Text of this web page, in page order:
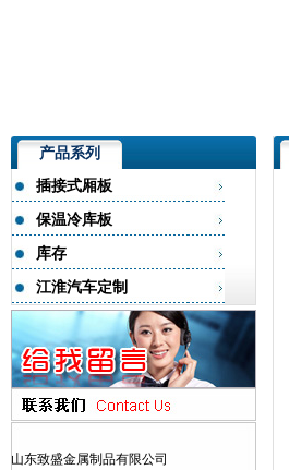
产品系列
插接式厢板
保温冷库板
库存
江淮汽车定制
山东致盛金属制品有限公司